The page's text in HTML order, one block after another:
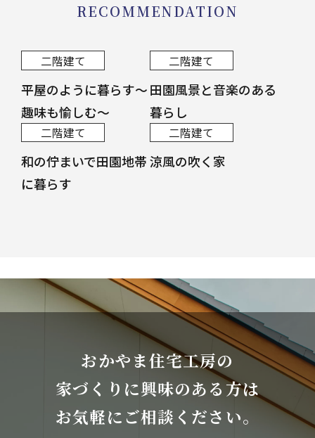
RECOMMENDATION
二階建て
平屋のように暮らす～
趣味も愉しむ～
二階建て
田園風景と音楽のある
暮らし
二階建て
和の佇まいで田園地帯
に暮らす
二階建て
涼風の吹く家
おかやま住宅工房の
家づくりに興味のある方は
お気軽にご相談ください。